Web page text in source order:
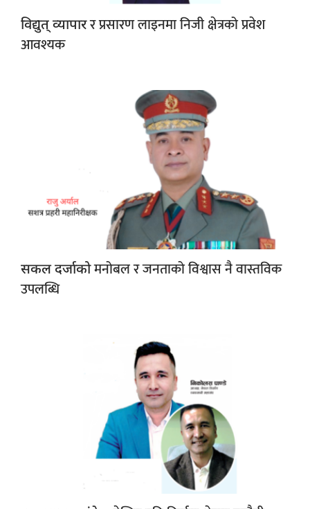
विद्युत् व्यापारर प्रसारण लाइनमा निजी क्षेत्रको प्रवेश
आवश्यक
सकल दर्जाकोमनोबल र जनताको विश्वास नै वास्तविक
उपलब्धि